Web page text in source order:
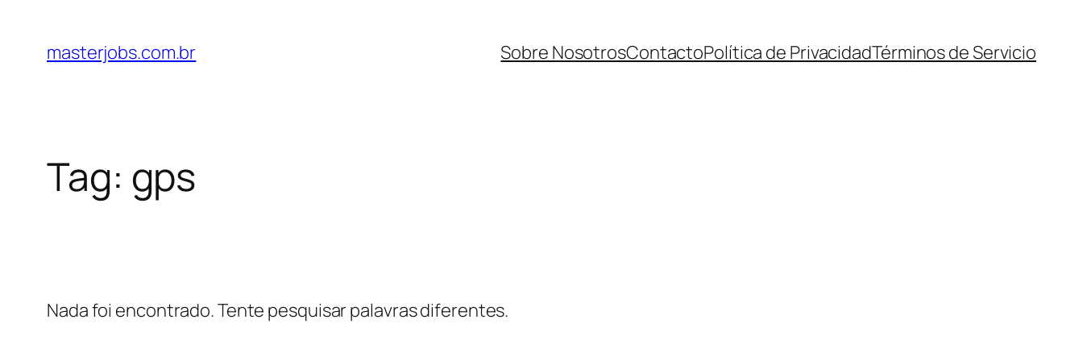
masterjobs.com.br Sobre NosotrosContactoPolítica de PrivacidadTérminos de Servicio
Tag: gps
Nada foi encontrado. Tente pesquisar palavras diferentes.